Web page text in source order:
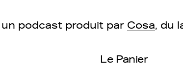
un podcast produit par Cosa, du
Le Panier